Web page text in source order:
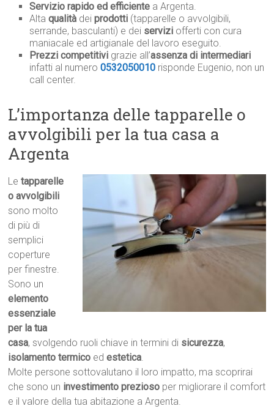
Servizio rapido ed efficiente a Argenta.
Altaqualità deiprodotti (tapparelle o avvolgibili,
serrande, basculanti) e dei servizi offerti con cura
maniacale ed artigianale del lavoro eseguito.
Prezzi competitivi grazie all’assenza di intermediari
infatti al numero0532050010 risponde Eugenio, non un
call center.
L’importanza delle tapparelle o
avvolgibili per la tua casa a
Argenta
Letapparelle
o avvolgibili
sono molto
di più di
semplici
coperture
per finestre.
Sono un
elemento
essenziale
per la tua
casa, svolgendo ruoli chiave in termini di sicurezza,
isolamento termico edestetica.
Molte persone sottovalutano il loro impatto, ma scoprirai
che sono un investimento prezioso per migliorare il comfort
e il valore della tua abitazione a Argenta.